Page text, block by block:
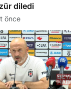
diledi
önce